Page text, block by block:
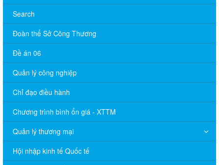
Search
Đoàn thể Sở Công Thương
Đề án 06
Quản lý công nghiệp
Chỉ đạo điều hành
Chương trình bình ổn giá - XTTM
Quản lý thương mại
Hội nhập kinh tế Quốc tế